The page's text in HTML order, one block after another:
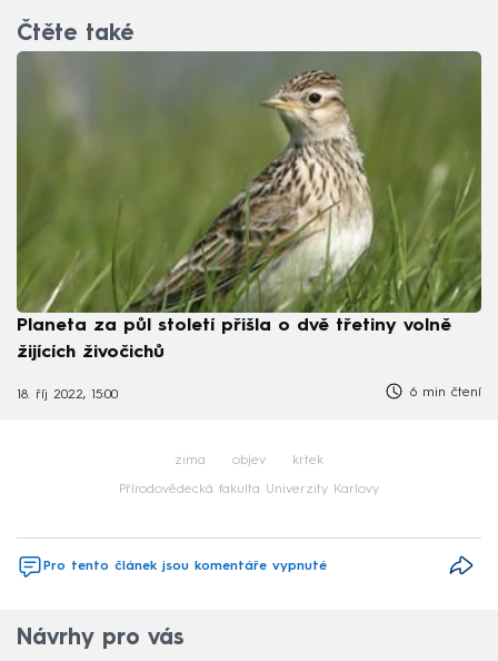
Čtěte také
Planeta za půl století přišla o dvě třetiny volně
žijících živočichů
18. říj 2022, 15:00 6 min čtení
zima objev krtek
Přírodovědecká fakulta Univerzity Karlovy
Pro tento článek jsou komentáře vypnuté
Návrhy pro vás